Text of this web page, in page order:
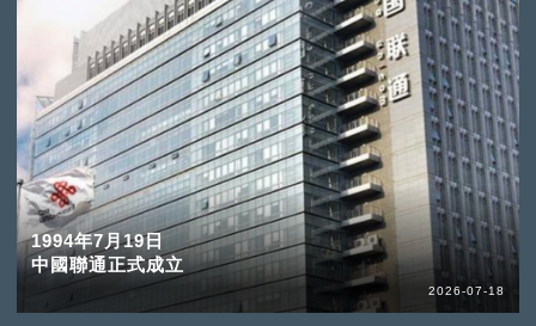
1994年7月19日
中國聯通正式成立
2026-07-18